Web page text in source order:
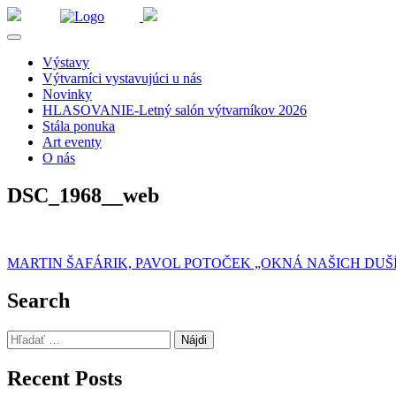
Výstavy
Výtvarníci vystavujúci u nás
Novinky
HLASOVANIE-Letný salón výtvarníkov 2026
Stála ponuka
Art eventy
O nás
DSC_1968__web
Navigácia
v
článku
MARTIN ŠAFÁRIK, PAVOL POTOČEK „OKNÁ NAŠICH
Search
Hľadať:
Recent Posts